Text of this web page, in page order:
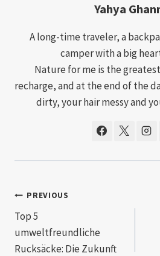
Yahya
A long-time traveler, a
camper with a big
Nature for me is the
recharge, and at the end of the
dirty, your hair messy and
PREVIOUS
Top 5
umweltfreundliche
Rucksäcke: Die Zukunft